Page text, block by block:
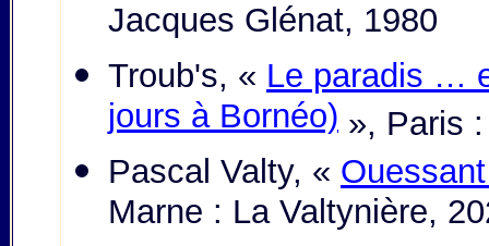
Jacques Glénat, 1980
Troub's, « Le paradis …
jours à Bornéo) », Paris
Pascal Valty, «
Marne : La Valtynière,